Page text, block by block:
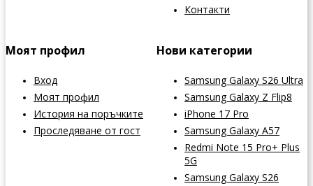
Контакти
Моят профил
Вход
Моят профил
История на поръчките
Проследяване от гост
Нови категории
Samsung Galaxy S26 Ultra
Samsung Galaxy Z Flip8
iPhone 17 Pro
Samsung Galaxy A57
Redmi Note 15 Pro+ Plus
5G
Samsung Galaxy S26